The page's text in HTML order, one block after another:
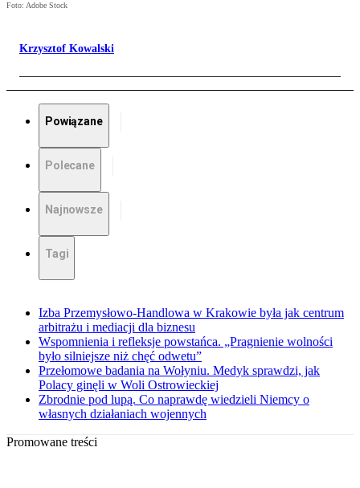
Foto: Adobe Stock
Krzysztof Kowalski
Powiązane
Polecane
Najnowsze
Tagi
Izba Przemysłowo-Handlowa w Krakowie była jak centrum
arbitrażu i mediacji dla biznesu
Wspomnienia i refleksje powstańca. „Pragnienie wolności
było silniejsze niż chęć odwetu”
Przełomowe badania na Wołyniu. Medyk sprawdzi, jak
Polacy ginęli w Woli Ostrowieckiej
Zbrodnie pod lupą. Co naprawdę wiedzieli Niemcy o
własnych działaniach wojennych
Promowane treści